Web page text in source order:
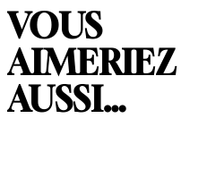
VOUS
AIMERIEZ
AUSSI…